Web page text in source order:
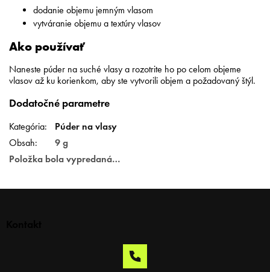
dodanie objemu jemným vlasom
vytváranie objemu a textúry vlasov
Ako používať
Naneste púder na suché vlasy a rozotrite ho po celom objeme
vlasov až ku korienkom, aby ste vytvorili objem a požadovaný štýl.
Dodatočné parametre
Kategória:
Púder na vlasy
Obsah:
9 g
Položka bola vypredaná…